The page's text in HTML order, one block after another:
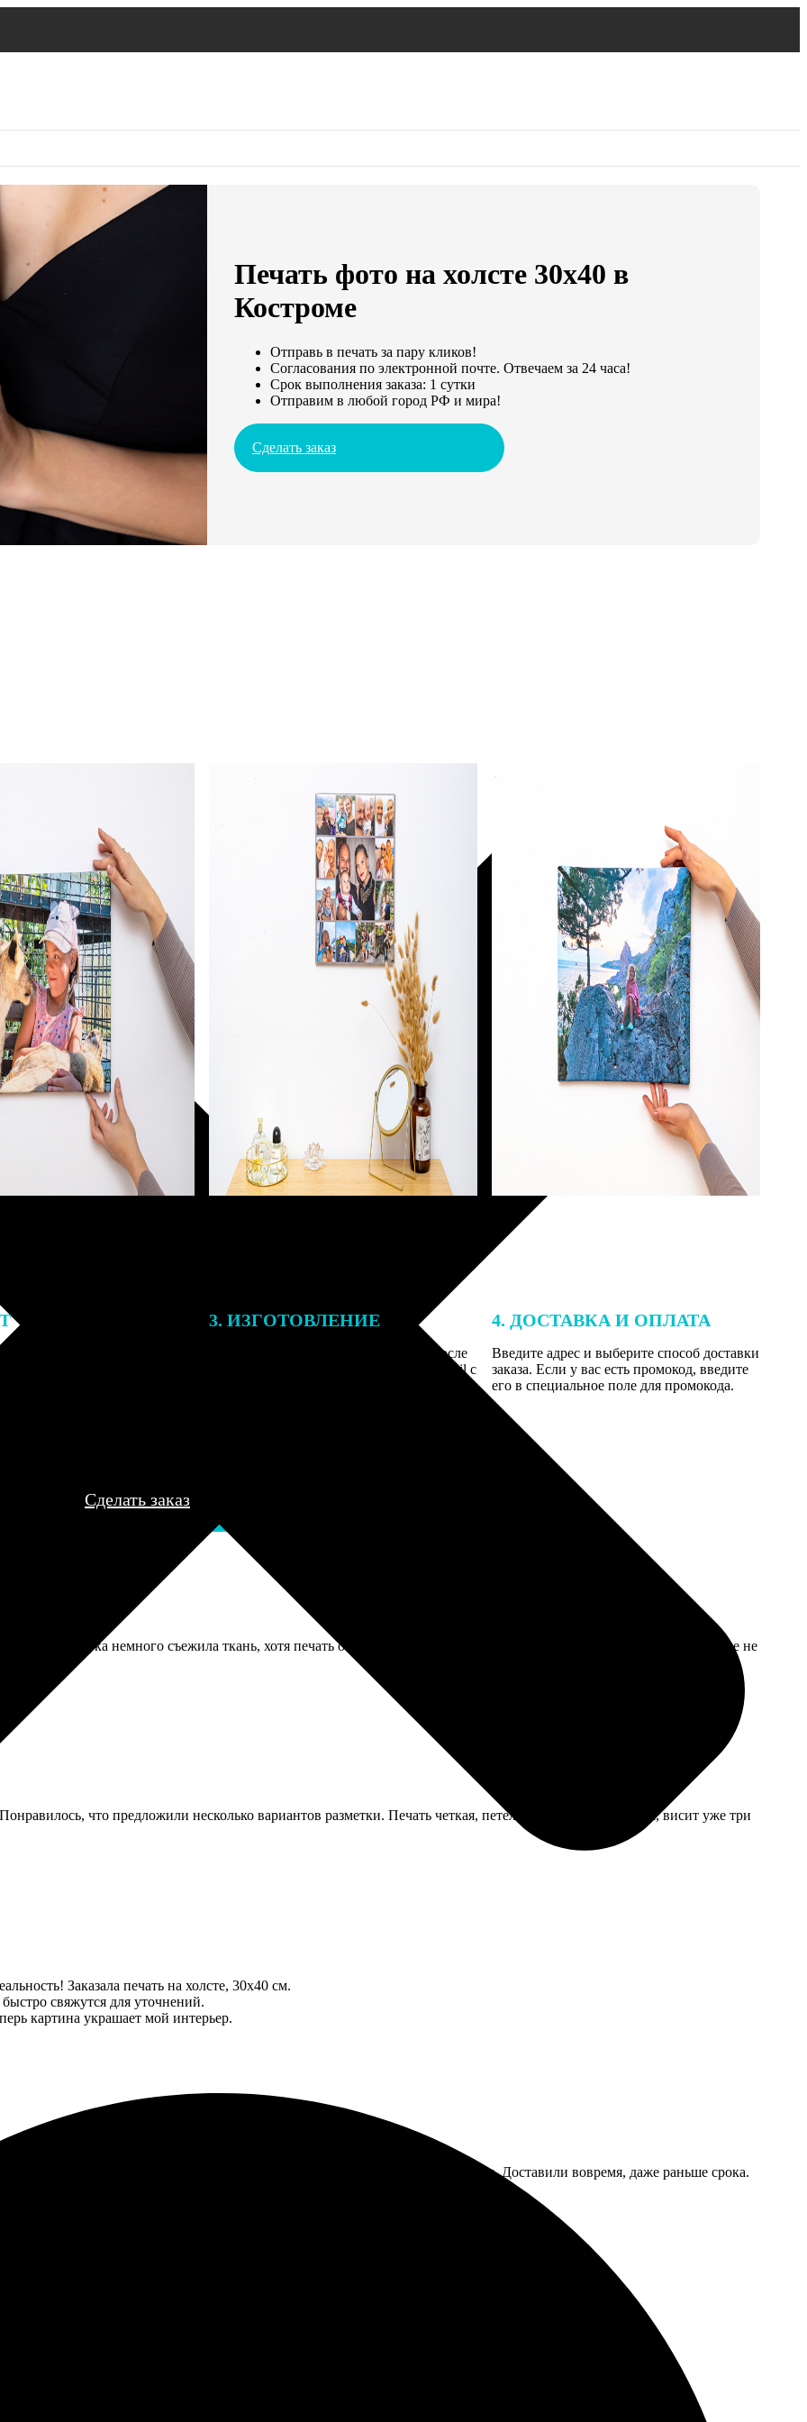
Печать фото на холсте 30х40 в
Костроме
Отправь в печать за пару кликов!
Согласования по электронной почте. Отвечаем за 24 часа!
Срок выполнения заказа: 1 сутки
Отправим в любой город РФ и мира!
Сделать заказ
заказа к печати
могут связаться с Вами
телефону или email для
деталей.
3. ИЗГОТОВЛЕНИЕ
Оплатите заказ банковской картой. После
оплаты получите подтверждение на email с
4. ДОСТАВКА И ОПЛАТА
Введите адрес и выберите способ доставки
заказа. Если у вас есть промокод, введите
его в специальное поле для промокода.
Сделать заказ
же стирка немного съежила ткань, хотя печать осталась на месте. Носит с удовольствием, главное, изображение не
что предложили несколько вариантов разметки. Печать четкая, петелька для гвоздя крепкая, висит уже три
Заказала печать на холсте, 30х40 см.
свяжутся для уточнений.
картина украшает мой интерьер.
на высоте, все детали четкие. Заказ оформил быстро, все понятно, без проблем. Доставили вовремя, даже раньше срока.
отработали заказ, все без задержек. Рекомендую для создания уникальных сувениров.